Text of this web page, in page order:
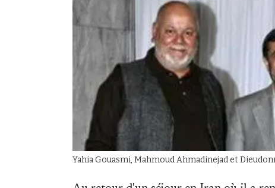
Yahia Gouasmi, Mahmoud Ahmadinejad et